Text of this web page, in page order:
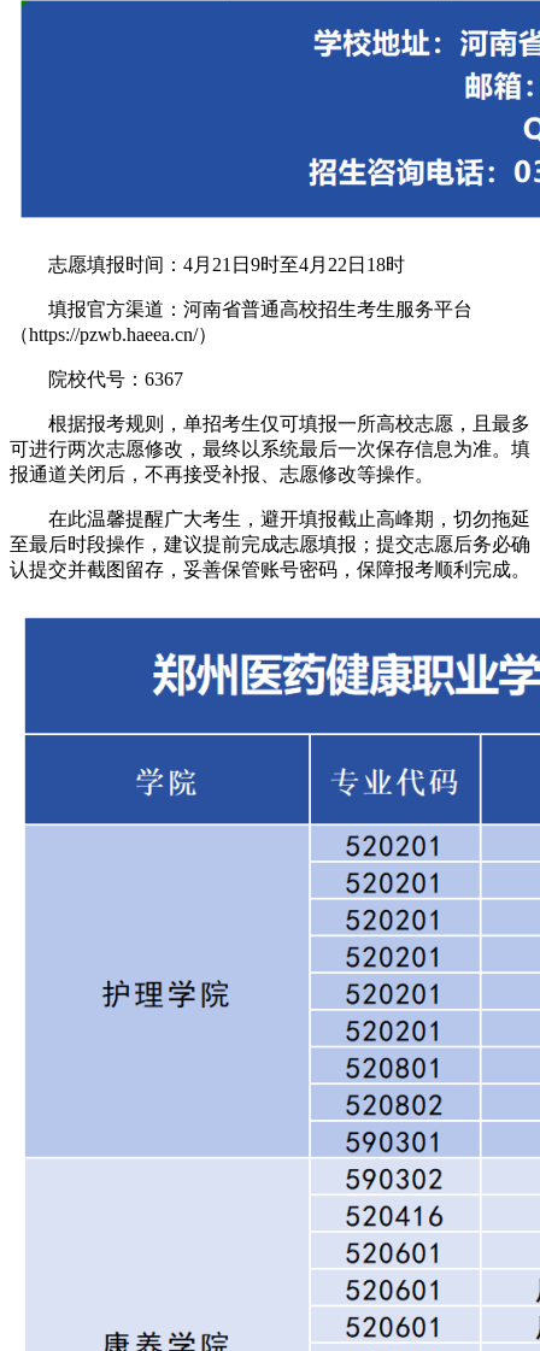
志愿填报时间：4月21日9时至4月22日18时
填报官方渠道：河南省普通高校招生考生服务平台
（https://pzwb.haeea.cn/）
院校代号：6367
根据报考规则，单招考生仅可填报一所高校志愿，且最多
可进行两次志愿修改，最终以系统最后一次保存信息为准。填
报通道关闭后，不再接受补报、志愿修改等操作。
在此温馨提醒广大考生，避开填报截止高峰期，切勿拖延
至最后时段操作，建议提前完成志愿填报；提交志愿后务必确
认提交并截图留存，妥善保管账号密码，保障报考顺利完成。